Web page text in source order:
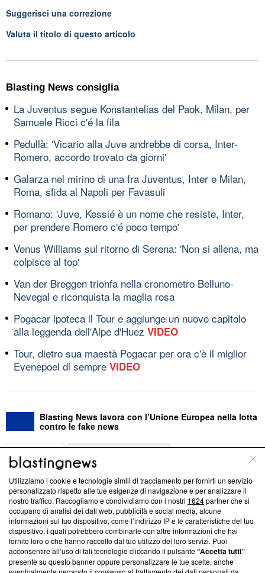
Suggerisci una correzione
Valuta il titolo di questo articolo
Blasting News consiglia
La Juventus segue Konstantelias del Paok, Milan, per
Samuele Ricci c'é la fila
Pedullà: 'Vicario alla Juve andrebbe di corsa, Inter-
Romero, accordo trovato da giorni'
Galarza nel mirino di una fra Juventus, Inter e Milan,
Roma, sfida al Napoli per Favasuli
Romano: 'Juve, Kessié è un nome che resiste, Inter,
per prendere Romero c'é poco tempo'
Venus Williams sul ritorno di Serena: 'Non si allena, ma
colpisce al top'
Van der Breggen trionfa nella cronometro Belluno-
Nevegal e riconquista la maglia rosa
Pogacar ipoteca il Tour e aggiunge un nuovo capitolo
alla leggenda dell'Alpe d'Huez VIDEO
Tour, dietro sua maestà Pogacar per ora c'è il miglior
Evenepoel di sempre VIDEO
Blasting News lavora con l’Unione Europea nella lotta
contro le fake news
ABOUT
Questa sezione offre informazioni trasparenti su Blasting
News, sui nostri processi editoriali e su come ci impegniamo a
creare news di qualità. Inoltre, afferma la nostra aderenza a
‘Trust Project - News with Integrity’Blasting News non è
ancora membro del programma, ma ha richiesto di farne
parte; Trust Project non ha ancora effettuato una verifica di
conformità agli standard.
Utilizziamo i cookie e tecnologie simili di tracciamento per fornirti un servizio
personalizzato rispetto alle tue esigenze di navigazione e per analizzare il
nostro traffico. Raccogliamo e condividiamo con i nostri 1624partner che si
occupano di analisi dei dati web, pubblicità e social media, alcune
informazioni sul tuo dispositivo, come l’indirizzo IP e le caratteristiche del tuo
dispositivo, i quali potrebbero combinarle con altre informazioni che hai
fornito loro o che hanno raccolto dal tuo utilizzo dei loro servizi. Puoi
acconsentire all’uso di tali tecnologie cliccando il pulsante“Accetta tutti”
presente su questo banner oppure personalizzare le tue scelte, anche